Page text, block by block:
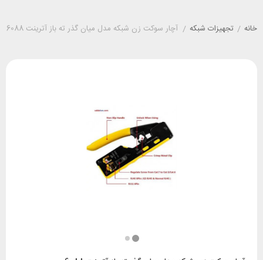
خانه / تجهیزات شبکه / آچار سوکت زن شبکه مدل میان گذر ته باز آترینت 6088